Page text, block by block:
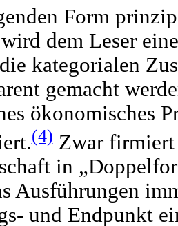
Form
dem Leser
kategorialen
gemacht
ökonomisches
(4)Zwar firmiert
in
Ausführungen
und Endpunkt